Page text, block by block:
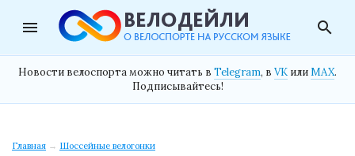
menu search
Новости велоспорта можно читать в Telegram, в VK илиMAX.
Подписывайтесь!
Главная → Шоссейные велогонки